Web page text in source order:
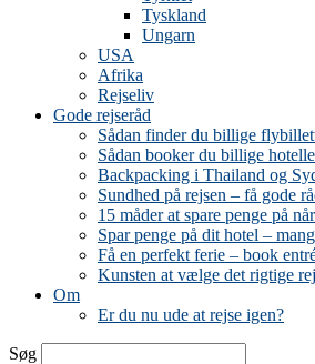
Tyskland
Ungarn
USA
Afrika
Rejseliv
Gode rejseråd
Sådan finder du billige
Sådan booker du billige
Backpacking i Thailand og
Sundhed på rejsen – få gode
15 måder at spare penge på
Spar penge på dit hotel –
Få en perfekt ferie – book
Kunsten at vælge det rigtige
Om
Er du nu ude at rejse igen?
Søg